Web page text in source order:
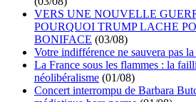
VERS UNE NOUVELLE
POURQUOI TRUMP LACHE
BONIFACE (03/08)
Votre indifférence ne sauvera pas la
La France sous les flammes : la
néolibéralisme (01/08)
Concert interrompu de Barbara